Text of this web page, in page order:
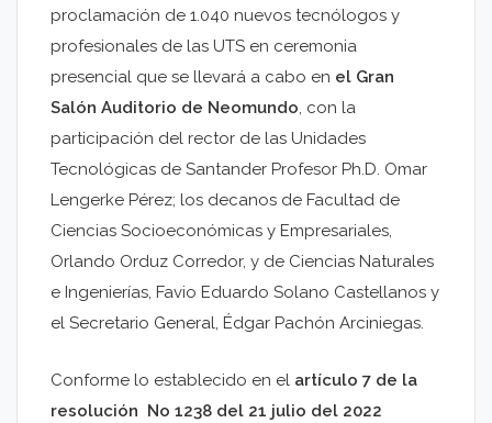
proclamación de 1.040 nuevos tecnólogos y
profesionales de las UTS en ceremonia
presencial que se llevará a cabo en el Gran
Salón Auditorio de Neomundo, con la
participación del rector de las Unidades
Tecnológicas de Santander Profesor Ph.D. Omar
Lengerke Pérez; los decanos de Facultad de
Ciencias Socioeconómicas y Empresariales,
Orlando Orduz Corredor, y de Ciencias Naturales
e Ingenierías, Favio Eduardo Solano Castellanos y
el Secretario General, Édgar Pachón Arciniegas.
Conforme lo establecido en el artículo 7 de la
resolución No 1238 del 21 julio del 2022